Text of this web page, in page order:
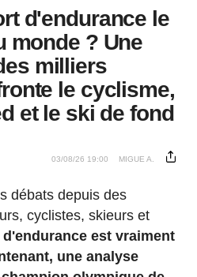
d'endurance le
monde ? Une
milliers
le cyclisme,
et le ski de fond
03/08/26 19:00 MIGUE A.
débats depuis des
cyclistes, skieurs et
est vraiment
une analyse